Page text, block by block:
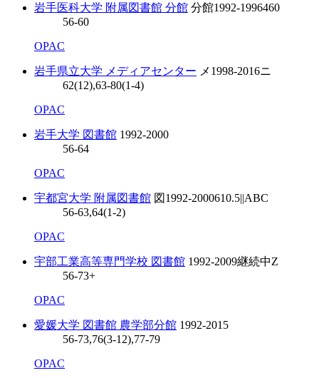
岩手医科大学 附属図書館 分館 分館1992-1996460
56-60
OPAC
岩手県立大学 メディアセンター メ 1998-2016ニ
62(12),63-80(1-4)
OPAC
岩手大学 図書館 1992-2000
56-64
OPAC
宇都宮大学 附属図書館 図 1992-2000610.5||ABC
56-63,64(1-2)
OPAC
宇部工業高等専門学校 図書館 1992-2009継続中Z
56-73+
OPAC
愛媛大学 図書館 農学部分館 1992-2015
56-73,76(3-12),77-79
OPAC